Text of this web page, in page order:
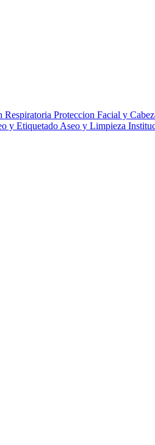
Respiratoria Proteccion Facial y
y Etiquetado Aseo y Limpieza